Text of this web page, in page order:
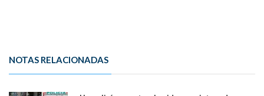
NOTAS RELACIONADAS